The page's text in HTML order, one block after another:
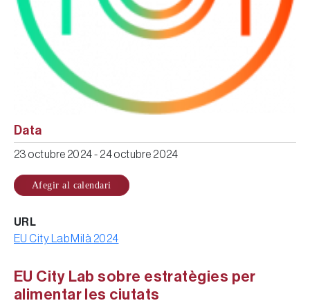
Data
23 octubre 2024- 24 octubre 2024
Afegir al calendari
URL
EU City Lab Milà 2024
EU City Lab sobre estratègies per
alimentar les ciutats